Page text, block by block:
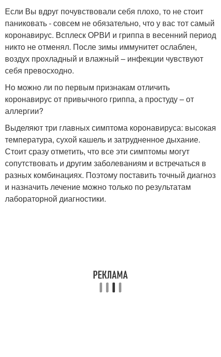
Если Вы вдруг почувствовали себя плохо, то не стоит
паниковать - совсем не обязательно, что у вас тот самый
коронавирус. Всплеск ОРВИ и гриппа в весенний период
никто не отменял. После зимы иммунитет ослаблен,
воздух прохладный и влажный – инфекции чувствуют
себя превосходно.
Но можно ли по первым признакам отличить
коронавирус от привычного гриппа, а простуду – от
аллергии?
Выделяют три главных симптома коронавируса: высокая
температура, сухой кашель и затрудненное дыхание.
Стоит сразу отметить, что все эти симптомы могут
сопутствовать и другим заболеваниям и встречаться в
разных комбинациях. Поэтому поставить точный диагноз
и назначить лечение можно только по результатам
лабораторной диагностики.